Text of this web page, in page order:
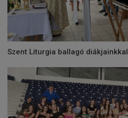
Szent Liturgia ballagó diákjainkkal